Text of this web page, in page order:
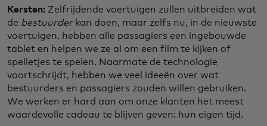
Kersten: Zelfrijdende voertuigen zullen uitbreiden wat
de bestuurderkan doen, maar zelfs nu, in de nieuwste
voertuigen, hebben alle passagiers een ingebouwde
tablet en helpen we ze al om een film te kijken of
spelletjes te spelen. Naarmate de technologie
voortschrijdt, hebben we veel ideeën over wat
bestuurders en passagiers zouden willen gebruiken.
We werken er hard aan om onze klanten het meest
waardevolle cadeau te blijven geven: hun eigen tijd.